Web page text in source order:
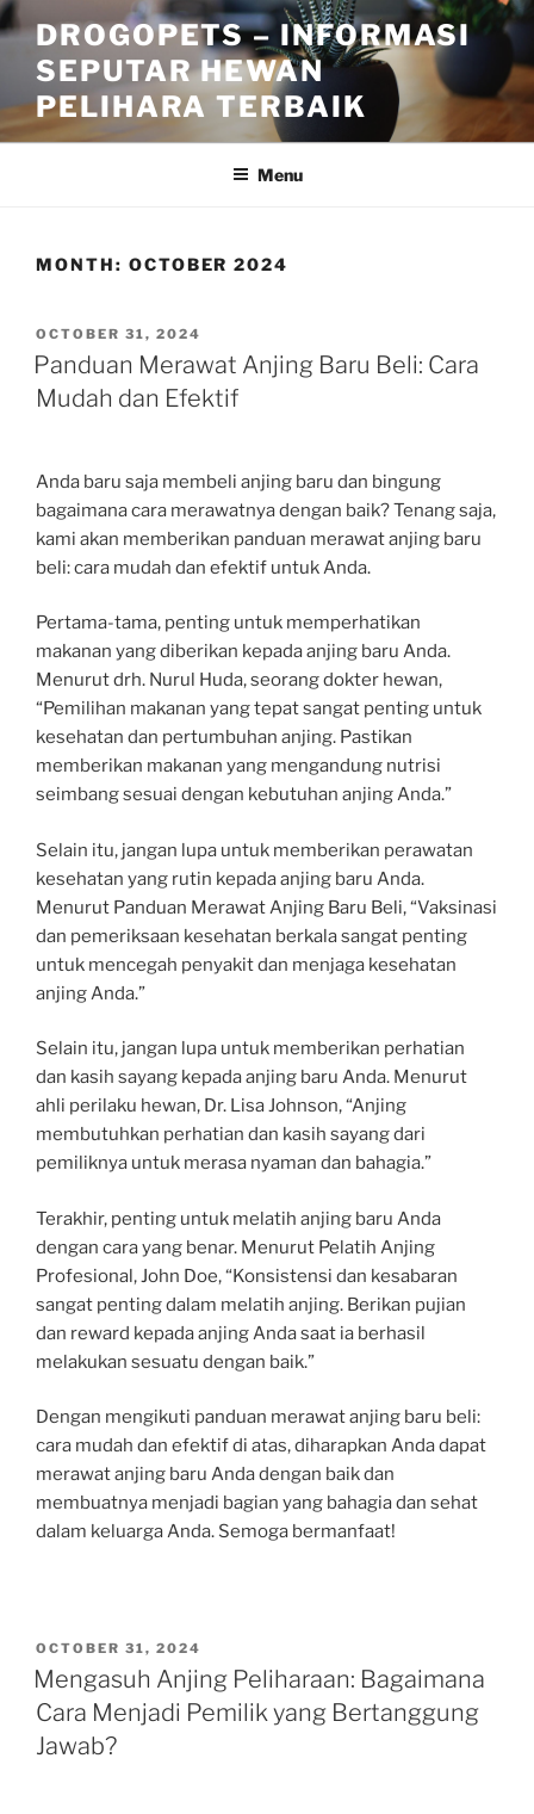
Skip
to
content
DROGOPETS – INFORMASI
SEPUTAR HEWAN
PELIHARA TERBAIK
Menu
MONTH: OCTOBER 2024
POSTED
ON
OCTOBER 31, 2024
Panduan Merawat Anjing Baru Beli: Cara
Mudah dan Efektif
Anda baru saja membeli anjing baru dan bingung
bagaimana cara merawatnya dengan baik? Tenang saja,
kami akan memberikan panduan merawat anjing baru
beli: cara mudah dan efektif untuk Anda.
Pertama-tama, penting untuk memperhatikan
makanan yang diberikan kepada anjing baru Anda.
Menurut drh. Nurul Huda, seorang dokter hewan,
“Pemilihan makanan yang tepat sangat penting untuk
kesehatan dan pertumbuhan anjing. Pastikan
memberikan makanan yang mengandung nutrisi
seimbang sesuai dengan kebutuhan anjing Anda.”
Selain itu, jangan lupa untuk memberikan perawatan
kesehatan yang rutin kepada anjing baru Anda.
Menurut Panduan Merawat Anjing Baru Beli, “Vaksinasi
dan pemeriksaan kesehatan berkala sangat penting
untuk mencegah penyakit dan menjaga kesehatan
anjing Anda.”
Selain itu, jangan lupa untuk memberikan perhatian
dan kasih sayang kepada anjing baru Anda. Menurut
ahli perilaku hewan, Dr. Lisa Johnson, “Anjing
membutuhkan perhatian dan kasih sayang dari
pemiliknya untuk merasa nyaman dan bahagia.”
Terakhir, penting untuk melatih anjing baru Anda
dengan cara yang benar. Menurut Pelatih Anjing
Profesional, John Doe, “Konsistensi dan kesabaran
sangat penting dalam melatih anjing. Berikan pujian
dan reward kepada anjing Anda saat ia berhasil
melakukan sesuatu dengan baik.”
Dengan mengikuti panduan merawat anjing baru beli:
cara mudah dan efektif di atas, diharapkan Anda dapat
merawat anjing baru Anda dengan baik dan
membuatnya menjadi bagian yang bahagia dan sehat
dalam keluarga Anda. Semoga bermanfaat!
POSTED
ON
OCTOBER 31, 2024
Mengasuh Anjing Peliharaan: Bagaimana
Cara Menjadi Pemilik yang Bertanggung
Jawab?